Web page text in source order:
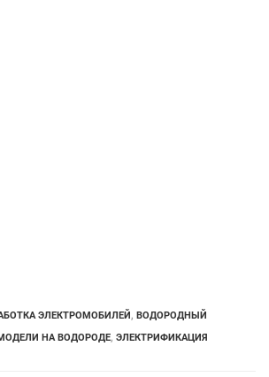
ЭЛЕКТРОМОБИЛЕЙ, ВОДОРОДНЫЙ
НА ВОДОРОДЕ, ЭЛЕКТРИФИКАЦИЯ